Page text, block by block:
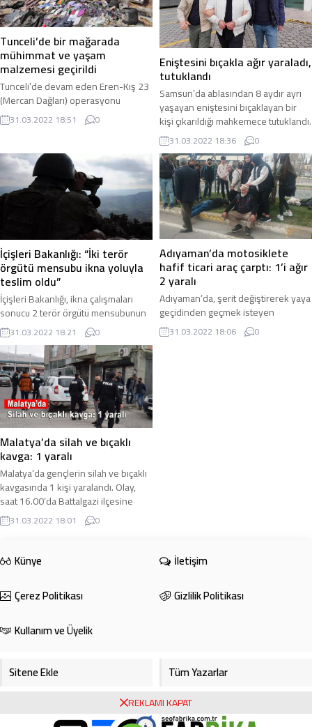
vatandaş Sahli Yolu üzerinde
traktörü ile seyir halindeyken Drenaj
Kanalı’na devrildi. Drenaj Kanalı’na
devrilen traktörün...
belirlenemeyen bir işçi dengesini
kaybederek inşaatın 6. katından
aşağıya düştü. Olayı fark eden
inşaattaki diğer...
Tunceli’de bir mağarada
mühimmat ve yaşam
malzemesi geçirildi
Tunceli’de devam eden Eren-Kış 23
(Mercan Dağları) operasyonu
sırasında Ovacık kırsalındaki bir
mağarada bölücü terör örgütü PKK’ya
31.03.2022 18:51 0
Eniştesini bıçakla ağır yaraladı,
tutuklandı
Samsun’da ablasından 8 aydır ayrı
yaşayan eniştesini bıçaklayan bir
kişi çıkarıldığı mahkemece tutuklandı.
Olay, Samsun’un İlkadım ilçesi ...
31.03.2022 18:36 0
İçişleri Bakanlığı: “İki terör
örgütü mensubu ikna yoluyla
teslim oldu”
İçişleri Bakanlığı, ikna çalışmaları
sonucu 2 terör örgütü mensubunun
ikna yoluyla teslim olduğunu
duyurdu. İçişleri Bakanlığı tarafından
yapılan ...
31.03.2022 18:21 0
Adıyaman’da motosiklete
hafif ticari araç çarptı: 1’i ağır
2 yaralı
Adıyaman’da, şerit değiştirerek yaya
geçidinden geçmek isteyen
motosiklete hafif ticari aracın
çarpması sonucu meydana gelen
31.03.2022 18:06 0
Malatya’da silah ve bıçaklı
kavga: 1 yaralı
Malatya’da gençlerin silah ve bıçaklı
kavgasında 1 kişi yaralandı. Olay,
saat 16.00’da Battalgazi ilçesine
bağlı Çirikpınar Mahallesi’nde
meydana ...
31.03.2022 18:01 0
Künye
İletişim
Çerez Politikası
Gizlilik Politikası
Kullanım ve Üyelik
Sitene Ekle
Tüm Yazarlar
Foto Galeri
REKLAMI KAPAT